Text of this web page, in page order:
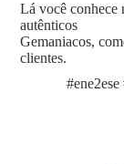
Lá você conhece
autênticos
Gemaniacos,
clientes.